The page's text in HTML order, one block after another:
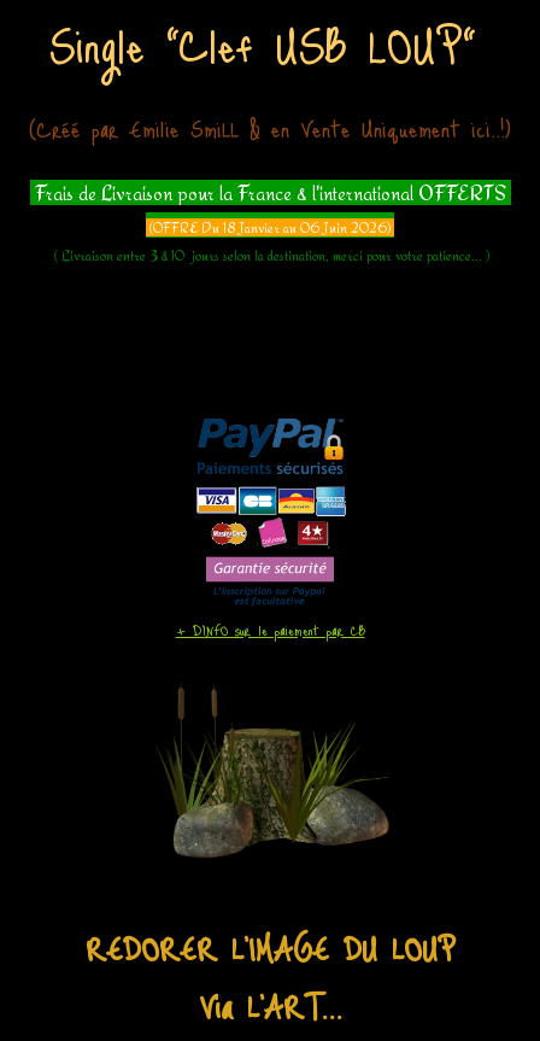
Single "Clef USB LOUP"
(Créé par Emilie SmiLL & en Vente Uniquement ici..!)
Frais de Livraison pour la France & l'international OFFERTS
(OFFRE Du 18 Janvier au 06 Juin 2026)
( Livraison entre 3 & 10 jours selon la destination, merci pour votre patience... )
+ D'INFO sur le paiement par CB
REDORER L'IMAGE DU LOUP
Via L'ART...